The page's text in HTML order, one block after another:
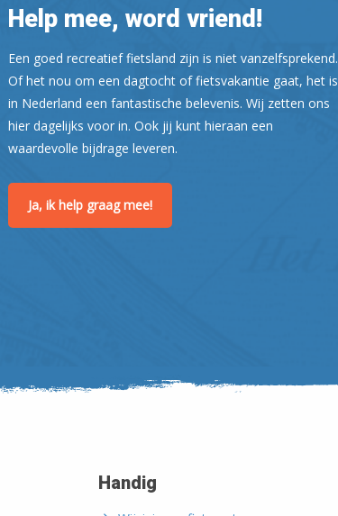
Help mee, word vriend!
Een goed recreatief fietsland zijn is niet vanzelfsprekend.
Of het nou om een dagtocht of fietsvakantie gaat, het is
in Nederland een fantastische belevenis. Wij zetten ons
hier dagelijks voor in. Ook jij kunt hieraan een
waardevolle bijdrage leveren.
Ja, ik help graag mee!
Handig